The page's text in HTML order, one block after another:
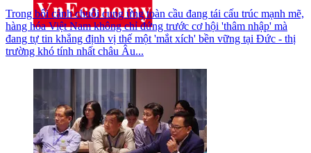
Trong bối cảnh chuỗi cung ứng toàn cầu đang tái cấu trúc mạnh mẽ,
hàng hóa Việt Nam không chỉ đứng trước cơ hội 'thâm nhập' mà
đang tự tin khẳng định vị thế một 'mắt xích' bền vững tại Đức - thị
trường khó tính nhất châu Âu...